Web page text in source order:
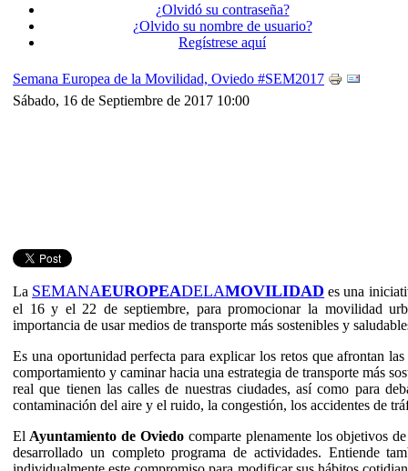
¿Olvidó su contraseña?
¿Olvido su nombre de usuario?
Regístrese aquí
Semana Europea de la Movilidad, Oviedo #SEM2017
Sábado, 16 de Septiembre de 2017 10:00
La SEMANAEUROPEADELAMOVILIDAD es una
el 16 y el 22 de septiembre, para promocionar la movilidad
importancia de usar medios de transporte más sostenibles y
Es una oportunidad perfecta para explicar los retos que afrontan
comportamiento y caminar hacia una estrategia de transporte más
real que tienen las calles de nuestras ciudades, así como para
contaminación del aire y el ruido, la congestión, los accidentes de
El Ayuntamiento de Oviedocomparte plenamente los objetivos
desarrollado un completo programa de actividades. Entiende